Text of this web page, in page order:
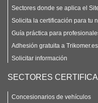
Sectores donde se aplica el
Solicita la certificación para tu
Guía práctica para
Adhesión gratuita a Trikomer.es
Solicitar información
SECTORES
Concesionarios de vehículos